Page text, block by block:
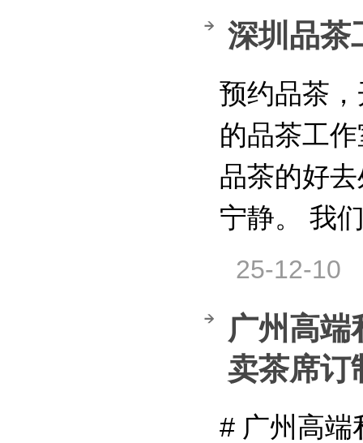
深圳品茶
预约品茶
的品茶工
品茶的好
宁静。 我
25-12-10
广州高端
卖茶席订
# 广州高端